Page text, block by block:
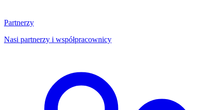
Partnerzy
Nasi partnerzy i współpracownicy